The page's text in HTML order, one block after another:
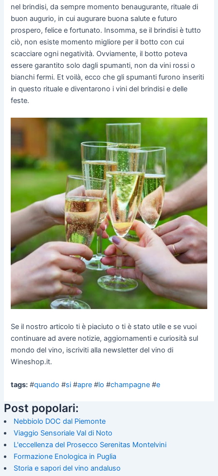
nel brindisi, da sempre momento benaugurante, rituale di
buon augurio, in cui augurare buona salute e futuro
prospero, felice e fortunato. Insomma, se il brindisi è tutto
ciò, non esiste momento migliore per il botto con cui
scacciare ogni negatività. Ovviamente, il botto poteva
essere garantito solo dagli spumanti, non da vini rossi o
bianchi fermi. Et voilà, ecco che gli spumanti furono inseriti
in questo rituale e diventarono i vini del brindisi e delle
feste.
Se il nostro articolo ti è piaciuto o ti è stato utile e se vuoi
continuare ad avere notizie, aggiornamenti e curiosità sul
mondo del vino, iscriviti alla newsletter del vino di
Wineshop.it.
tags: #quando #si #apre #lo #champagne #e
Post popolari:
Nebbiolo DOC dal Piemonte
Viaggio Sensoriale Val di Noto
L'eccellenza del Prosecco Serenitas Montelvini
Formazione Enologica in Puglia
Storia e sapori del vino andaluso